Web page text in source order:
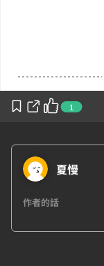
1
夏慢
作者的話